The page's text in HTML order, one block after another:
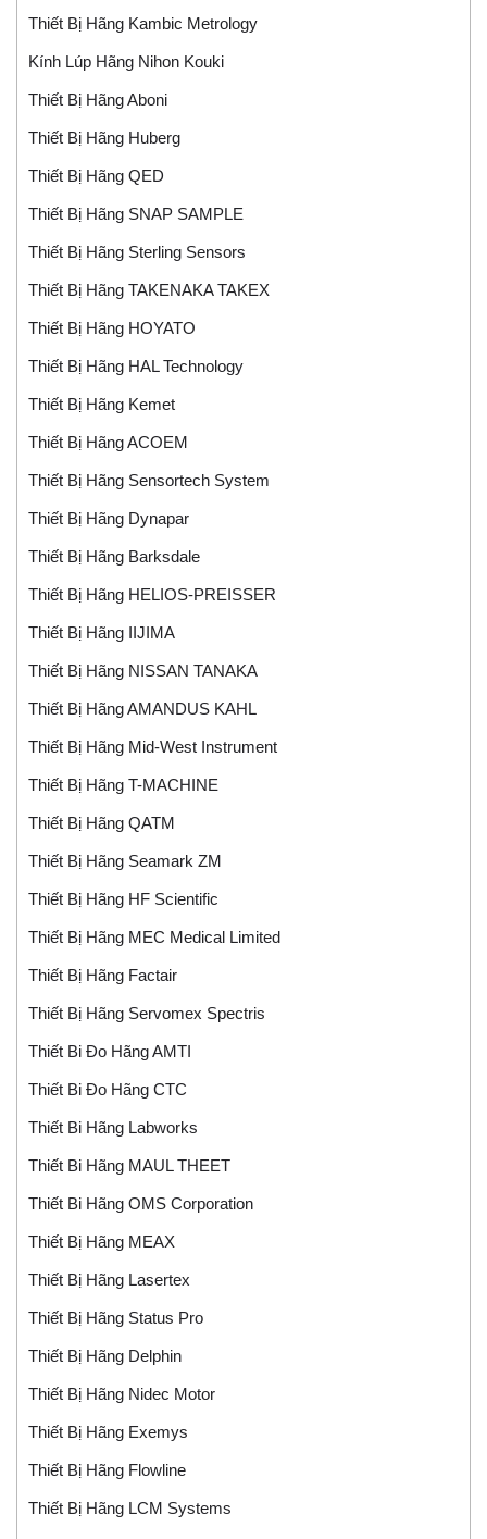
Thiết Bị Hãng Kambic Metrology
Kính Lúp Hãng Nihon Kouki
Thiết Bị Hãng Aboni
Thiết Bị Hãng Huberg
Thiết Bị Hãng QED
Thiết Bị Hãng SNAP SAMPLE
Thiết Bị Hãng Sterling Sensors
Thiết Bị Hãng TAKENAKA TAKEX
Thiết Bị Hãng HOYATO
Thiết Bị Hãng HAL Technology
Thiết Bị Hãng Kemet
Thiết Bị Hãng ACOEM
Thiết Bị Hãng Sensortech System
Thiết Bị Hãng Dynapar
Thiết Bị Hãng Barksdale
Thiết Bị Hãng HELIOS-PREISSER
Thiết Bị Hãng IIJIMA
Thiết Bị Hãng NISSAN TANAKA
Thiết Bị Hãng AMANDUS KAHL
Thiết Bị Hãng Mid-West Instrument
Thiết Bị Hãng T-MACHINE
Thiết Bị Hãng QATM
Thiết Bị Hãng Seamark ZM
Thiết Bị Hãng HF Scientific
Thiết Bị Hãng MEC Medical Limited
Thiết Bị Hãng Factair
Thiết Bị Hãng Servomex Spectris
Thiết Bi Đo Hãng AMTI
Thiết Bi Đo Hãng CTC
Thiết Bi Hãng Labworks
Thiết Bi Hãng MAUL THEET
Thiết Bi Hãng OMS Corporation
Thiết Bị Hãng MEAX
Thiết Bị Hãng Lasertex
Thiết Bị Hãng Status Pro
Thiết Bị Hãng Delphin
Thiết Bị Hãng Nidec Motor
Thiết Bị Hãng Exemys
Thiết Bị Hãng Flowline
Thiết Bị Hãng LCM Systems